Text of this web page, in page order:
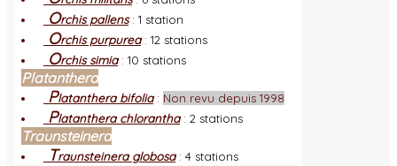
Orchis pallens: 1 station
Orchis purpurea: 12 stations
Orchis simia: 10 stations
Platanthera
Platanthera bifolia: Non revu depuis 1998
Platanthera chlorantha: 2 stations
Traunsteinera
Traunsteinera globosa: 4 stations